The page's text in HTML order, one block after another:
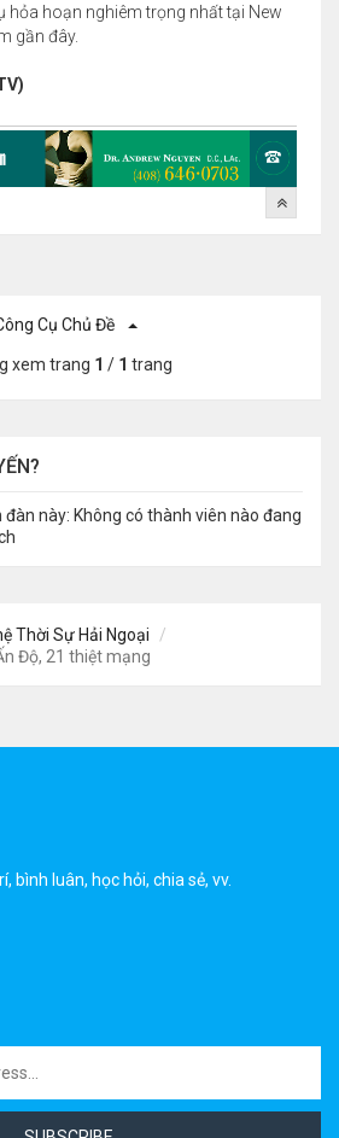
hỏa hoạn nghiêm trọng nhất tại New
gần đây.
Cụ Chủ Đề
xem trang 1 / 1 trang
đàn này: Không có thành viên nào đang
Thời Sự Hải Ngoại
Độ, 21 thiệt mạng
bình luân, học hỏi, chia sẻ, vv.